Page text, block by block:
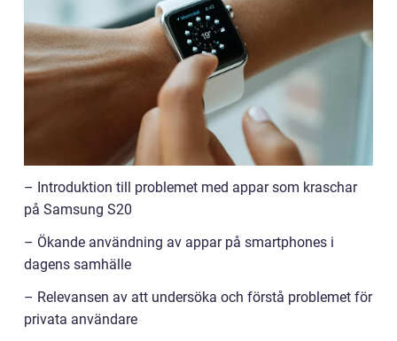
– Introduktion till problemet med appar som kraschar
på Samsung S20
– Ökande användning av appar på smartphones i
dagens samhälle
– Relevansen av att undersöka och förstå problemet för
privata användare